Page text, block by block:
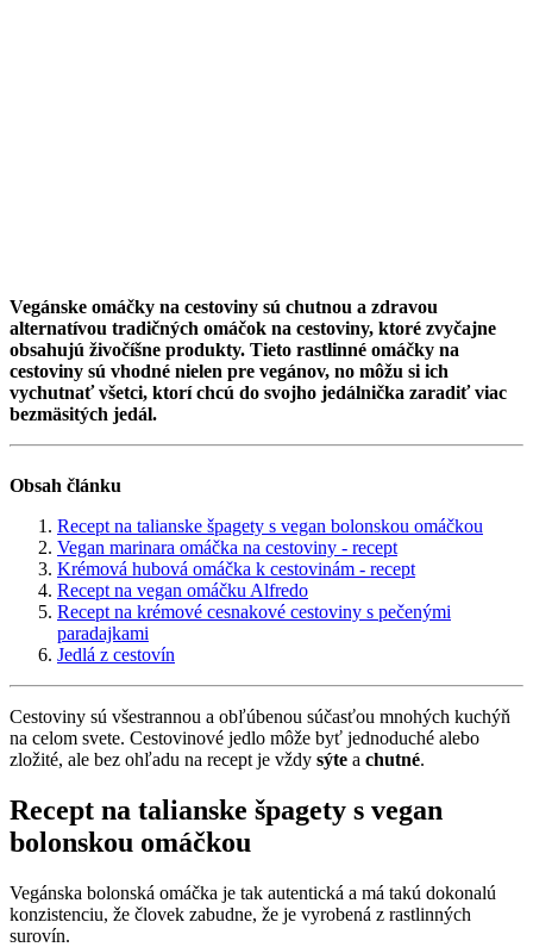
Vegánske omáčky na cestoviny sú chutnou a zdravou
alternatívou tradičných omáčok na cestoviny, ktoré zvyčajne
obsahujú živočíšne produkty. Tieto rastlinné omáčky na
cestoviny sú vhodné nielen pre vegánov, no môžu si ich
vychutnať všetci, ktorí chcú do svojho jedálnička zaradiť viac
bezmäsitých jedál.
Obsah článku
Recept na talianske špagety s vegan bolonskou omáčkou
Vegan marinara omáčka na cestoviny - recept
Krémová hubová omáčka k cestovinám - recept
Recept na vegan omáčku Alfredo
Recept na krémové cesnakové cestoviny s pečenými
paradajkami
Jedlá z cestovín
Cestoviny sú všestrannou a obľúbenou súčasťou mnohých kuchýň
na celom svete. Cestovinové jedlo môže byť jednoduché alebo
zložité, ale bez ohľadu na recept je vždy sýte a chutné.
Recept na talianske špagety s vegan
bolonskou omáčkou
Vegánska bolonská omáčka je tak autentická a má takú dokonalú
konzistenciu, že človek zabudne, že je vyrobená z rastlinných
surovín.